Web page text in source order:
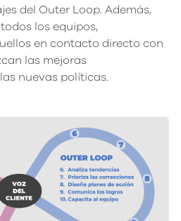
del Outer Loop. Además,
los equipos,
en contacto directo con
las mejoras
nuevas políticas.